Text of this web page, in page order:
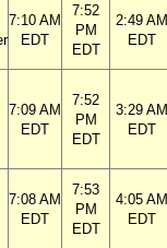
7:10 AM
EDT
7:52
PM
EDT
2:49 AM
EDT
7:09 AM
EDT
7:52
PM
EDT
3:29 AM
EDT
7:08 AM
EDT
7:53
PM
EDT
4:05 AM
EDT